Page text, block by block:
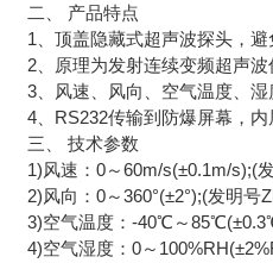
二、 产品特点
1、顶盖隐藏式超声波探头，避
2、原理为发射连续变频超声波
3、风速、风向、空气温度、湿
4、RS232传输到防爆屏幕，内
三、 技术参数
1)风速：0～60m/s(±0.1m/s);(发
2)风向：0～360°(±2°);(发明号
3)空气温度：-40℃～
4)空气湿度：0～